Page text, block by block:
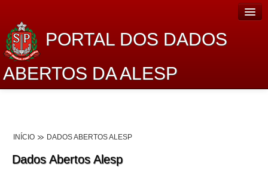
PORTAL DOS DADOS
ABERTOS DA ALESP
Lei de Acesso à Informação
INÍCIO DADOS ABERTOS ALESP
Dados Abertos Alesp